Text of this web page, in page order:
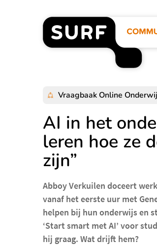
SURF
AI in het
leren hoe ze
zijn”
Vraagbaak Online
Abboy Verkuilen doceert
vanaf het eerste uur met
helpen bij hun onderwijs en
‘Start smart met AI’ voor
hij graag. Wat drijft hem?